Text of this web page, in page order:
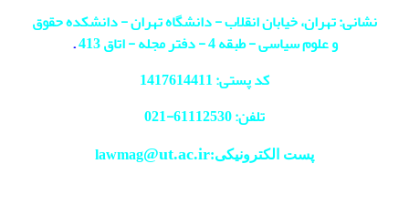
نشانی: تهران، خیابان انقلاب - دانشگاه تهران - دانشکده حقوق
و علوم سیاسی - طبقه 4 - دفتر مجله - اتاق 413
.
کد پستی: 1417614411
تلفن: 61112530-
021
پست الکترونیکی:lawmag@ut.ac.ir